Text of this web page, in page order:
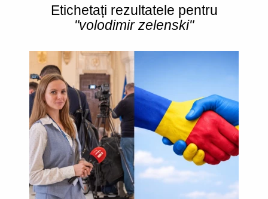
Etichetați rezultatele pentru
"volodimir zelenski"